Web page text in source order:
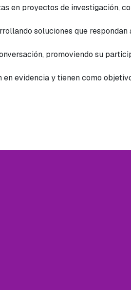
en proyectos de investigación,
soluciones que respondan
promoviendo su
evidencia y tienen como